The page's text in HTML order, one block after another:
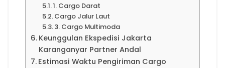
1. Cargo Darat
Cargo Jalur Laut
3. Cargo Multimoda
Keunggulan Ekspedisi Jakarta
Karanganyar Partner Andal
Estimasi Waktu Pengiriman Cargo